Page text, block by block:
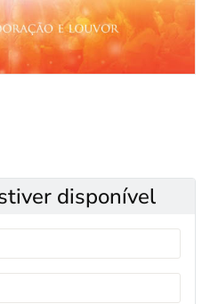
disponível